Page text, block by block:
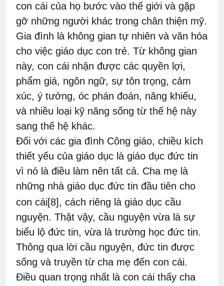
con cái của họ bước vào thế giới và gặp
gỡ những người khác trong chân thiện mỹ.
Gia đình là không gian tự nhiên và văn hóa
cho việc giáo dục con trẻ. Từ không gian
này, con cái nhận được các quyền lợi,
phẩm giá, ngôn ngữ, sự tôn trọng, cảm
xúc, ý tưởng, óc phán đoán, năng khiếu,
và nhiều loại kỹ năng sống từ thế hệ này
sang thế hệ khác.
Đối với các gia đình Công giáo, chiều kích
thiết yếu của giáo dục là giáo dục đức tin
vì nó là điều làm nên tất cả. Cha mẹ là
những nhà giáo dục đức tin đầu tiên cho
con cái[8], cách riêng là giáo dục cầu
nguyện. Thật vậy, cầu nguyện vừa là sự
biểu lộ đức tin, vừa là trường học đức tin.
Thông qua lời cầu nguyện, đức tin được
sống và truyền từ cha mẹ đến con cái.
Điều quan trọng nhất là con cái thấy cha